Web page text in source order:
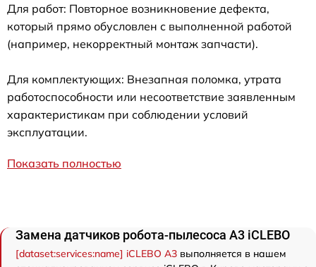
Для работ: Повторное возникновение дефекта,
который прямо обусловлен с выполненной работой
(например, некорректный монтаж запчасти).
Для комплектующих: Внезапная поломка, утрата
работоспособности или несоответствие заявленным
характеристикам при соблюдении условий
эксплуатации.
Показать полностью
Замена датчиков робота-пылесоса A3 iCLEBO
[dataset:services:name] iCLEBO A3 выполняется в нашем